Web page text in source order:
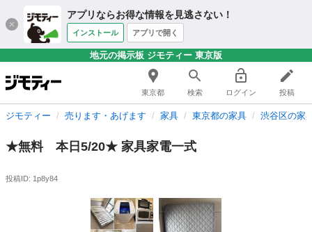
アプリならお得な情報を見逃さない！
インストール アプリで開く
地元の掲示板 ジモティー 東京版
東京都 検索 ログイン 投稿
ジモティー 売ります・あげます 家具 東京都の家具 渋谷区の家
★無料 本日5/20★ 家具家電一式
投稿ID: 1p8y84